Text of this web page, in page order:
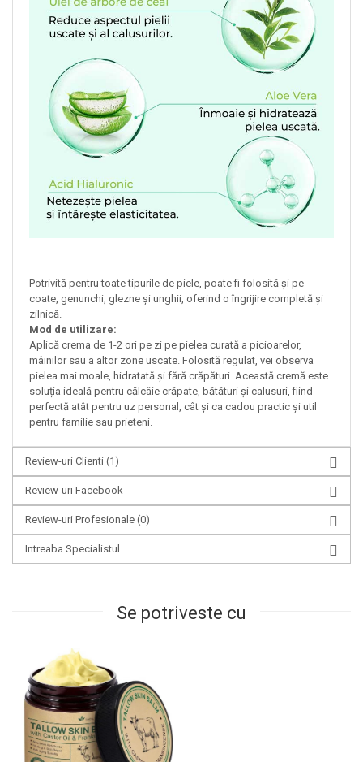
Potrivită pentru toate tipurile de piele, poate fi folosită și pe
coate, genunchi, glezne și unghii, oferind o îngrijire completă și
zilnică.
Mod de utilizare:
Aplică crema de 1-2 ori pe zi pe pielea curată a picioarelor,
mâinilor sau a altor zone uscate. Folosită regulat, vei observa
pielea mai moale, hidratată și fără crăpături. Această cremă este
soluția ideală pentru călcâie crăpate, bătături și calusuri, fiind
perfectă atât pentru uz personal, cât și ca cadou practic și util
pentru familie sau prieteni.
Review-uri Clienti (1)
Review-uri Facebook
Review-uri Profesionale (0)
Intreaba Specialistul
Se potriveste cu